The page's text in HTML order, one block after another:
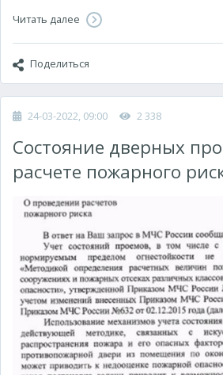
Читать далее
Поделиться
24-03-2022, 09:00 2 338
Состояние дверных
расчете пожарного